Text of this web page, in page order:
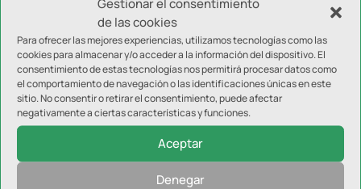
de las cookies
Para ofrecer las mejores experiencias, utilizamos tecnologías como las
cookies para almacenar y/o acceder a la información del dispositivo. El
consentimiento de estas tecnologías nos permitirá procesar datos como
el comportamiento de navegación o las identificaciones únicas en este
sitio. No consentir o retirar el consentimiento, puede afectar
negativamente a ciertas características y funciones.
Aceptar
Denegar
Inter JP Financial disputará el Trofeo del Olivo